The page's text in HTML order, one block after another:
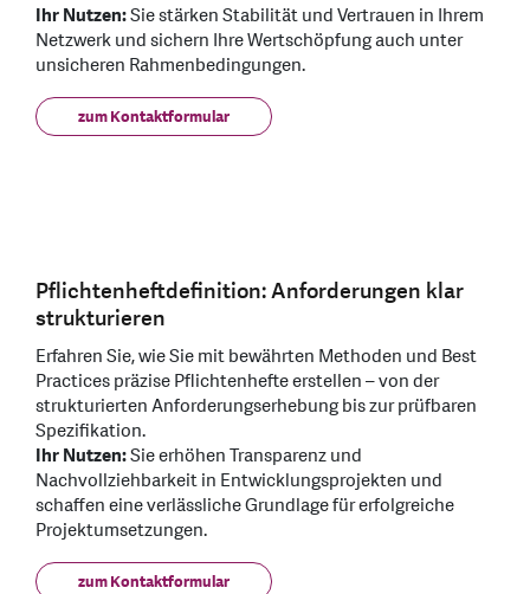
Ihr Nutzen:Sie stärken Stabilität und Vertrauen in Ihrem
Netzwerk und sichern Ihre Wertschöpfung auch unter
unsicheren Rahmenbedingungen.
zum Kontaktformular
Pflichtenheftdefinition: Anforderungen klar
strukturieren
Erfahren Sie, wie Sie mit bewährten Methoden und Best
Practices präzise Pflichtenhefte erstellen – von der
strukturierten Anforderungserhebung bis zur prüfbaren
Spezifikation.
Ihr Nutzen:Sie erhöhen Transparenz und
Nachvollziehbarkeit in Entwicklungsprojekten und
schaffen eine verlässliche Grundlage für erfolgreiche
Projektumsetzungen.
zum Kontaktformular